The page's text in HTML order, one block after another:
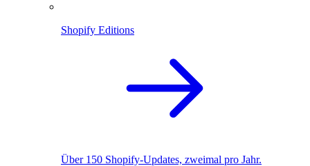
Shopify Editions
Über 150 Shopify-Updates, zweimal pro Jahr.